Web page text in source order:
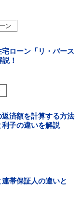
ン
ローン「リ・バース
！
済額を計算する方法
利子の違いを解説
帯保証人の違いと